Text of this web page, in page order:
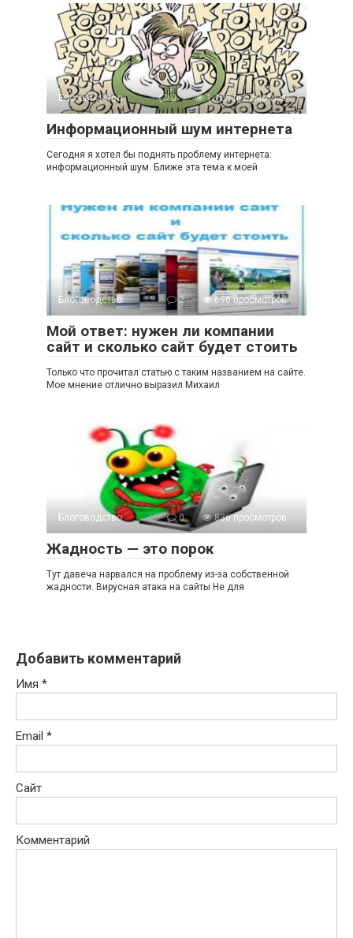
Блоговодство 0 1 125 просмотров
Информационный шум интернета
Сегодня я хотел бы поднять проблему интернета:
информационный шум. Ближе эта тема к моей
Блоговодство 2 696 просмотров
Мой ответ: нужен ли компании
сайт и сколько сайт будет стоить
Только что прочитал статью с таким названием на сайте.
Мое мнение отлично выразил Михаил
Блоговодство 0 836 просмотров
Жадность — это порок
Тут давеча нарвался на проблему из-за собственной
жадности. Вирусная атака на сайты Не для
Добавить комментарий
Имя *
Email *
Сайт
Комментарий